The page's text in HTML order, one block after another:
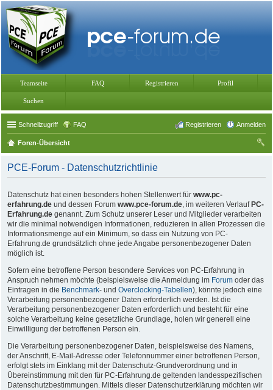
Teamseite FAQ Registrieren Profil
Suchen
Schnellzugriff FAQ Anmelden
Registrieren
Foren-Übersicht
PCE-Forum - Datenschutzrichtlinie
Datenschutz hat einen besonders hohen Stellenwert für www.pc-
erfahrung.de und dessen Forum www.pce-forum.de, im weiteren Verlauf PC-
Erfahrung.de genannt. Zum Schutz unserer Leser und Mitglieder verarbeiten
wir die minimal notwendigen Informationen, reduzieren in allen Prozessen die
Informationsmenge auf ein Minimum, so dass ein Nutzung von PC-
Erfahrung.de grundsätzlich ohne jede Angabe personenbezogener Daten
möglich ist.
Sofern eine betroffene Person besondere Services von PC-Erfahrung in
Anspruch nehmen möchte (beispielsweise die Anmeldung im Forum oder das
Eintragen in die Benchmark- und Overclocking-Tabellen), könnte jedoch eine
Verarbeitung personenbezogener Daten erforderlich werden. Ist die
Verarbeitung personenbezogener Daten erforderlich und besteht für eine
solche Verarbeitung keine gesetzliche Grundlage, holen wir generell eine
Einwilligung der betroffenen Person ein.
Die Verarbeitung personenbezogener Daten, beispielsweise des Namens,
der Anschrift, E-Mail-Adresse oder Telefonnummer einer betroffenen Person,
erfolgt stets im Einklang mit der Datenschutz-Grundverordnung und in
Übereinstimmung mit den für PC-Erfahrung.de geltenden landesspezifischen
Datenschutzbestimmungen. Mittels dieser Datenschutzerklärung möchten wir